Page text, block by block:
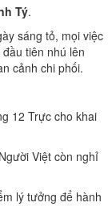
Tý.
sáng tỏ, mọi việc
tiên nhú lên
cảnh chi phối.
12 Trực cho khai
Việt còn nghỉ
lý tưởng để hành